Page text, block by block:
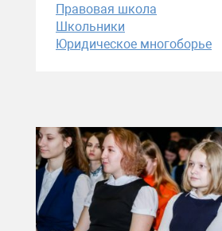
Правовая школа
Школьники
Юридическое многоборье